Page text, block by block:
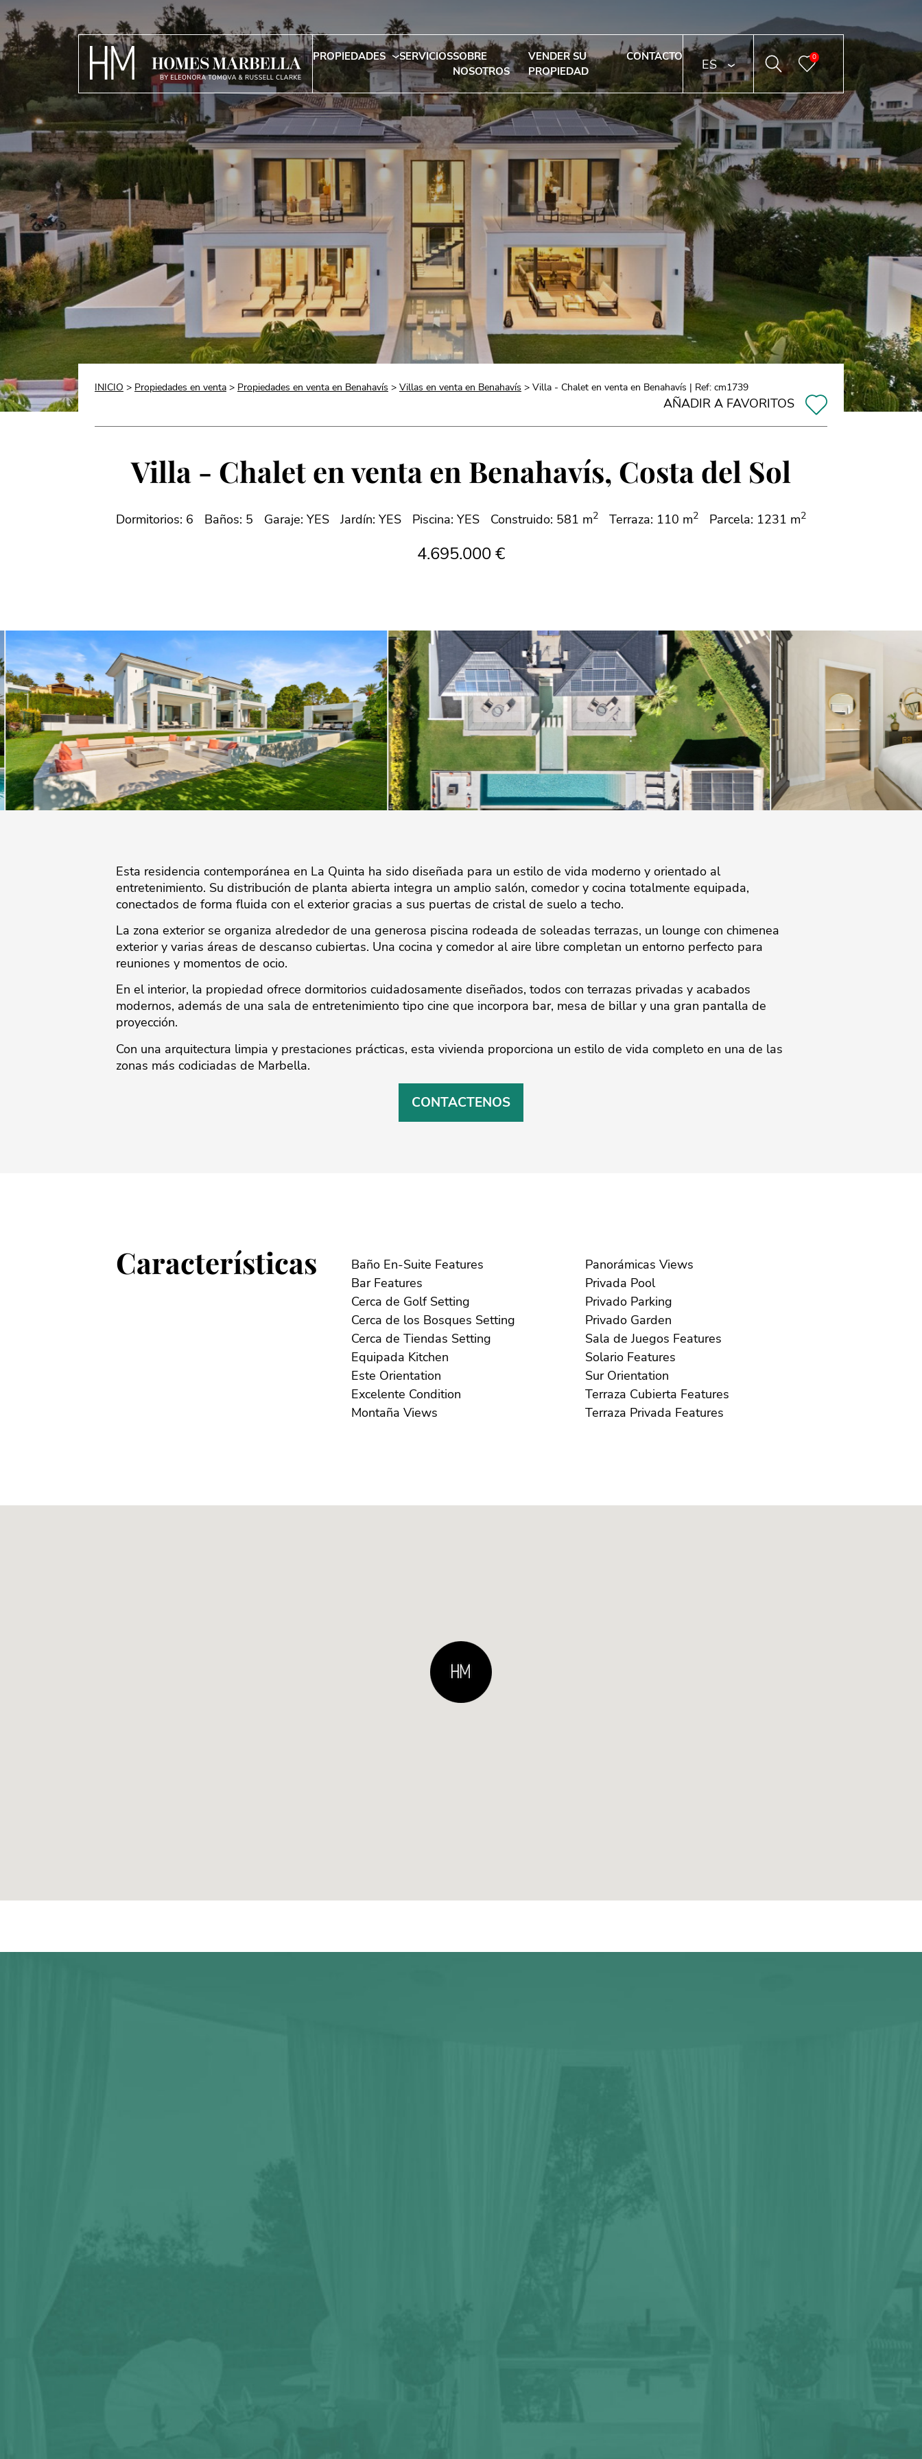
PROPIEDADES SERVICIOSSOBRE
NOSOTROS
VENDER SU
PROPIEDAD
CONTACTO
ESPAÑOL 0
INICIO > Propiedades en venta > Propiedades en venta en Benahavís > Villas en venta en Benahavís > Villa - Chalet en venta en Benahavís | Ref: cm1739
AÑADIR A FAVORITOS
Villa - Chalet en venta en Benahavís, Costa del Sol
Dormitorios: 6 Baños: 5 Garaje: YES Jardín: YES Piscina: YES Construido: 581 m2 Terraza: 110 m2 Parcela: 1231 m2
4.695.000 €
Esta residencia contemporánea en La Quinta ha sido diseñada para un estilo de vida moderno y orientado al
entretenimiento. Su distribución de planta abierta integra un amplio salón, comedor y cocina totalmente equipada,
conectados de forma fluida con el exterior gracias a sus puertas de cristal de suelo a techo.
La zona exterior se organiza alrededor de una generosa piscina rodeada de soleadas terrazas, un lounge con chimenea
exterior y varias áreas de descanso cubiertas. Una cocina y comedor al aire libre completan un entorno perfecto para
reuniones y momentos de ocio.
En el interior, la propiedad ofrece dormitorios cuidadosamente diseñados, todos con terrazas privadas y acabados
modernos, además de una sala de entretenimiento tipo cine que incorpora bar, mesa de billar y una gran pantalla de
proyección.
Con una arquitectura limpia y prestaciones prácticas, esta vivienda proporciona un estilo de vida completo en una de las
zonas más codiciadas de Marbella.
CONTACTENOS
Características
Baño En-Suite Features
Bar Features
Cerca de Golf Setting
Cerca de los Bosques Setting
Cerca de Tiendas Setting
Equipada Kitchen
Este Orientation
Excelente Condition
Montaña Views
Panorámicas Views
Privada Pool
Privado Parking
Privado Garden
Sala de Juegos Features
Solario Features
Sur Orientation
Terraza Cubierta Features
Terraza Privada Features